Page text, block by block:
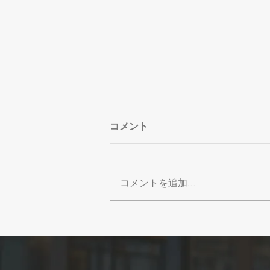
業日
コメント
コメントを追加…